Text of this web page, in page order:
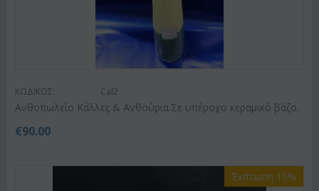
ΚΩΔΙΚΟΣ: Cal2
Ανθοπωλείο Κάλλες & Ανθούρια.Σε υπέροχο κεραμικό βάζο.
€90.00
Έκπτωση 10%